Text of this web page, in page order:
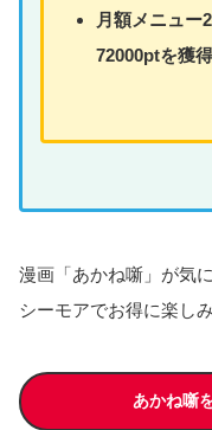
月額メニュー
72000ptを獲
漫画「あかね噺」が気
シーモアでお得に楽し
あかね噺